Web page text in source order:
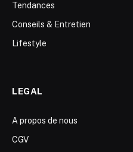
Tendances
Conseils & Entretien
Lifestyle
LEGAL
A propos de nous
CGV